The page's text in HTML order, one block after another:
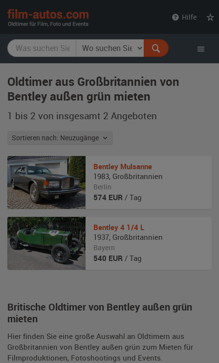
Hilfe
Oldtimer aus Großbritannien von
Bentley außen grün mieten
1 bis 2 von insgesamt 2 Angeboten
Sortieren nach: Neuzugänge
Britische Oldtimer von Bentley außen grün
mieten
Hier finden Sie eine große Auswahl an Oldtimern aus
Großbritannien von Bentley außen grün zum Mieten für
Filmproduktionen, Fotoshootings und Events.
Bentley Mulsanne
1983, Großbritannien
Berlin
574 EUR / Tag
Bentley 4 1/4 L
1937, Großbritannien
Bayern
540 EUR / Tag